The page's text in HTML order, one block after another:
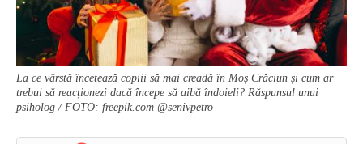
La ce vârstă încetează copiii să mai creadă în Moș Crăciun și cum ar
trebui să reacționezi dacă începe să aibă îndoieli? Răspunsul unui
psiholog / FOTO: freepik.com @senivpetro